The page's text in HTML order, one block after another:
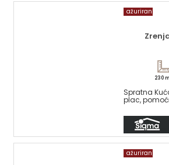
ažuriran
230
Spratna
plac,
ažuriran